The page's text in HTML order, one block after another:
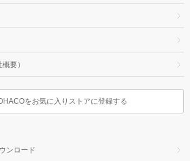
要）
をお気に入りストアに登録する
ンロード